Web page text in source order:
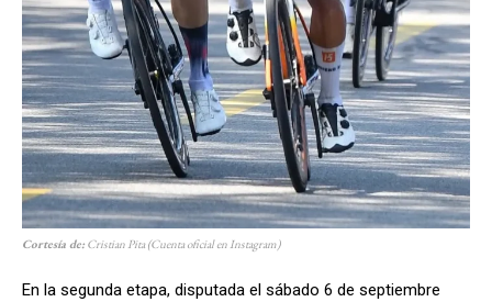
Cortesía de: Cristian Pita(Cuenta oficial en Instagram)
En la segunda etapa, disputada el sábado 6 de septiembre